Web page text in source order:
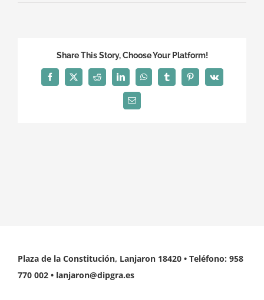
Share This Story, Choose Your Platform!
Facebook
X Reddit LinkedInWhatsAppTumblrPinterest
Vk
Correo
electrónico
Plaza de la Constitución, Lanjaron 18420 • Teléfono: 958
770 002 • lanjaron@dipgra.es